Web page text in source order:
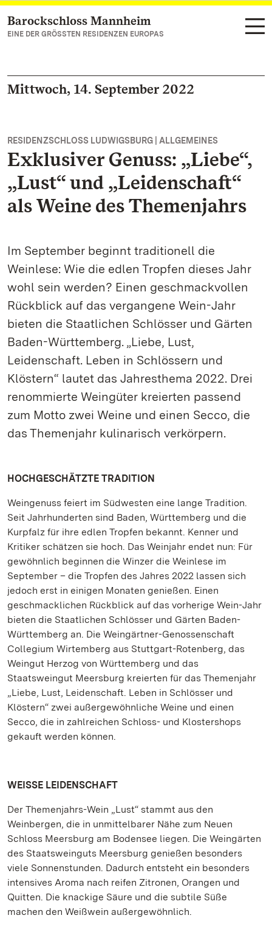
Zum Hauptinhalt springen
Barockschloss Mannheim
EINE DER GRÖSSTEN RESIDENZEN EUROPAS
Mittwoch, 14. September 2022
RESIDENZSCHLOSS LUDWIGSBURG | ALLGEMEINES
Exklusiver Genuss: „Liebe“,
„Lust“ und „Leidenschaft“
als Weine des Themenjahrs
Im September beginnt traditionell die
Weinlese: Wie die edlen Tropfen dieses Jahr
wohl sein werden? Einen geschmackvollen
Rückblick auf das vergangene Wein-Jahr
bieten die Staatlichen Schlösser und Gärten
Baden-Württemberg. „Liebe, Lust,
Leidenschaft. Leben in Schlössern und
Klöstern“ lautet das Jahresthema 2022. Drei
renommierte Weingüter kreierten passend
zum Motto zwei Weine und einen Secco, die
das Themenjahr kulinarisch verkörpern.
HOCHGESCHÄTZTE TRADITION
Weingenuss feiert im Südwesten eine lange Tradition.
Seit Jahrhunderten sind Baden, Württemberg und die
Kurpfalz für ihre edlen Tropfen bekannt. Kenner und
Kritiker schätzen sie hoch. Das Weinjahr endet nun: Für
gewöhnlich beginnen die Winzer die Weinlese im
September – die Tropfen des Jahres 2022 lassen sich
jedoch erst in einigen Monaten genießen. Einen
geschmacklichen Rückblick auf das vorherige Wein-Jahr
bieten die Staatlichen Schlösser und Gärten Baden-
Württemberg an. Die Weingärtner-Genossenschaft
Collegium Wirtemberg aus Stuttgart-Rotenberg, das
Weingut Herzog von Württemberg und das
Staatsweingut Meersburg kreierten für das Themenjahr
„Liebe, Lust, Leidenschaft. Leben in Schlösser und
Klöstern“ zwei außergewöhnliche Weine und einen
Secco, die in zahlreichen Schloss- und Klostershops
gekauft werden können.
WEISSE LEIDENSCHAFT
Der Themenjahrs-Wein „Lust“ stammt aus den
Weinbergen, die in unmittelbarer Nähe zum Neuen
Schloss Meersburg am Bodensee liegen. Die Weingärten
des Staatsweinguts Meersburg genießen besonders
viele Sonnenstunden. Dadurch entsteht ein besonders
intensives Aroma nach reifen Zitronen, Orangen und
Quitten. Die knackige Säure und die subtile Süße
machen den Weißwein außergewöhnlich.